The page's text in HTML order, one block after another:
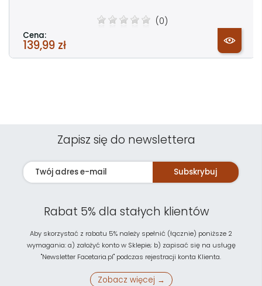
(0)
Cena:
139,99 zł
Zapisz się do newslettera
Subskrybuj
Rabat 5% dla stałych klientów
Aby skorzystać z rabatu 5% należy spełnić (łącznie) poniższe 2
wymagania: a) założyć konto w Sklepie; b) zapisać się na usługę
"Newsletter Facetaria.pl" podczas rejestracji konta Klienta.
Zobacz więcej →